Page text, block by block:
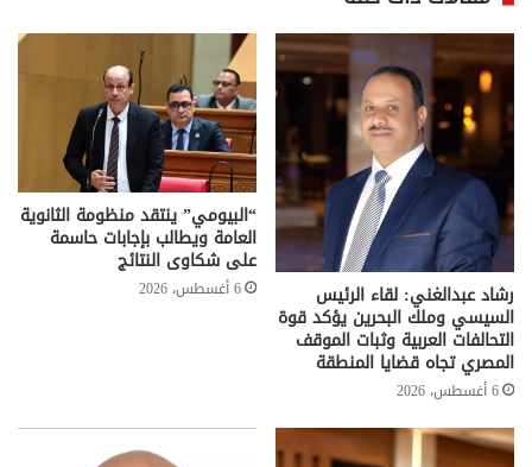
رشاد عبدالغني: لقاء الرئيس
السيسي وملك البحرين يؤكد قوة
التحالفات العربية وثبات الموقف
المصري تجاه قضايا المنطقة
6 أغسطس، 2026
“البيومي” ينتقد منظومة الثانوية
العامة ويطالب بإجابات حاسمة
على شكاوى النتائج
6 أغسطس، 2026